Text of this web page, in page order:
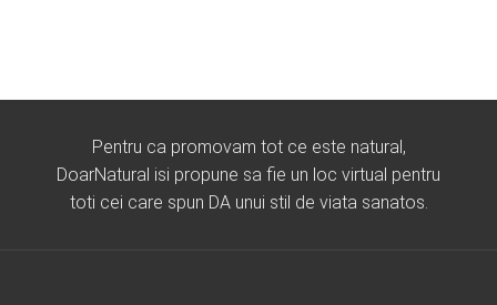
Pentru ca promovam tot ce este natural,
DoarNatural isi propune sa fie un loc virtual pentru
toti cei care spun DA unui stil de viata sanatos.